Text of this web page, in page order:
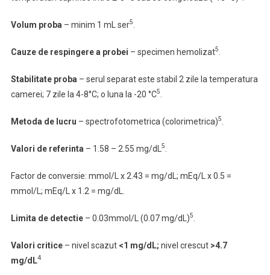
Volum proba – minim 1 mL ser5
Cauze de respingerea probei – specimen hemolizat5
Stabilitate proba – serul separat este stabil 2 zile la temperatura
camerei; 7 zile la 4-8°C; o luna la -20 °C5
Metoda de lucru – spectrofotometrica (colorimetrica)5
Valori de referinta – 1.58 – 2.55 mg/dL 5
Factor de conversie: mmol/L x 2.43 = mg/dL; mEq/L x 0.5 =
mmol/L; mEq/L x 1.2 = mg/dL.
Limita de detectie– 0.03mmol/L (0.07 mg/dL)5
Valori critice– nivel scazut <1 mg/dL; nivel crescut >4.7
mg/dL4